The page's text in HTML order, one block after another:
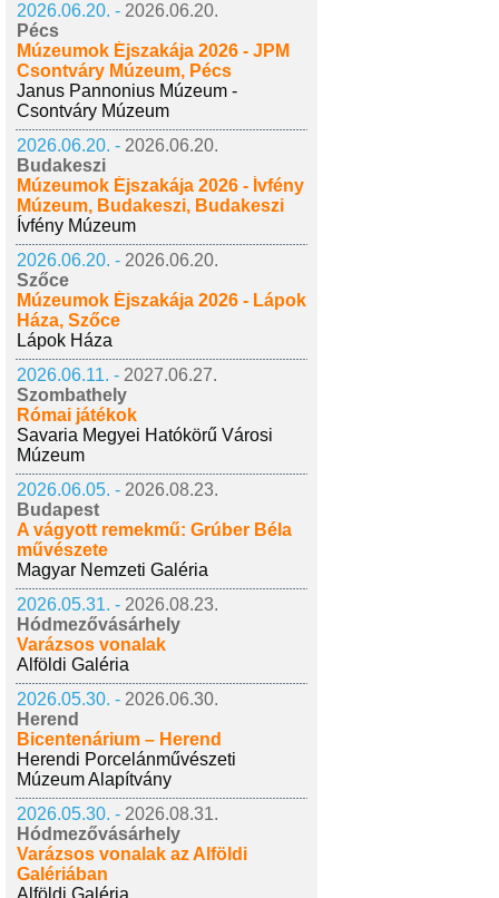
2026.06.20. - 2026.06.20.
Pécs
Múzeumok Éjszakája 2026 - JPM
Csontváry Múzeum, Pécs
Janus Pannonius Múzeum -
Csontváry Múzeum
2026.06.20. - 2026.06.20.
Budakeszi
Múzeumok Éjszakája 2026 - Ívfény
Múzeum, Budakeszi, Budakeszi
Ívfény Múzeum
2026.06.20. - 2026.06.20.
Szőce
Múzeumok Éjszakája 2026 - Lápok
Háza, Szőce
Lápok Háza
2026.06.11. - 2027.06.27.
Szombathely
Római játékok
Savaria Megyei Hatókörű Városi
Múzeum
2026.06.05. - 2026.08.23.
Budapest
A vágyott remekmű: Grúber Béla
művészete
Magyar Nemzeti Galéria
2026.05.31. - 2026.08.23.
Hódmezővásárhely
Varázsos vonalak
Alföldi Galéria
2026.05.30. - 2026.06.30.
Herend
Bicentenárium – Herend
Herendi Porcelánművészeti
Múzeum Alapítvány
2026.05.30. - 2026.08.31.
Hódmezővásárhely
Varázsos vonalak az Alföldi
Galériában
Alföldi Galéria